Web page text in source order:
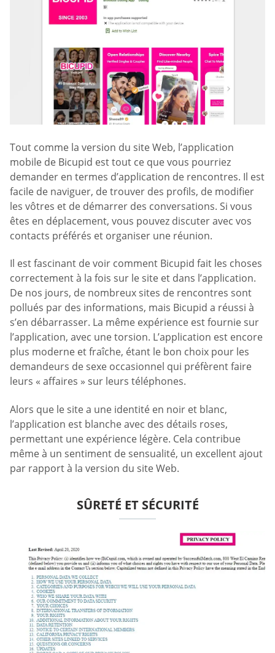
Tout comme la version du site Web, l’application
mobile de Bicupid est tout ce que vous pourriez
demander en termes d’application de rencontres. Il est
facile de naviguer, de trouver des profils, de modifier
les vôtres et de démarrer des conversations. Si vous
êtes en déplacement, vous pouvez discuter avec vos
contacts préférés et organiser une réunion.
Il est fascinant de voir comment Bicupid fait les choses
correctement à la fois sur le site et dans l’application.
De nos jours, de nombreux sites de rencontres sont
pollués par des informations, mais Bicupid a réussi à
s’en débarrasser. La même expérience est fournie sur
l’application, avec une torsion. L’application est encore
plus moderne et fraîche, étant le bon choix pour les
demandeurs de sexe occasionnel qui préfèrent faire
leurs « affaires » sur leurs téléphones.
Alors que le site a une identité en noir et blanc,
l’application est blanche avec des détails roses,
permettant une expérience légère. Cela contribue
même à un sentiment de sensualité, un excellent ajout
par rapport à la version du site Web.
SÛRETÉ ET SÉCURITÉ